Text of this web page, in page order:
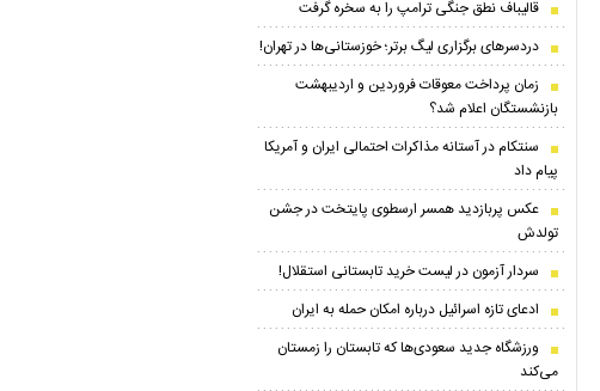
قالیباف نطق جنگی ترامپ را به سخره گرفت
دردسرهای برگزاری لیگ برتر؛ خوزستانی‌ها در تهران!
زمان پرداخت معوقات فروردین و اردیبهشت
بازنشستگان اعلام شد؟
سنتکام در آستانه مذاکرات احتمالی ایران و آمریکا
پیام داد
عکس پربازدید همسر ارسطوی پایتخت در جشن
تولدش
سردار آزمون در لیست خرید تابستانی استقلال!
ادعای تازه اسرائیل درباره امکان حمله به ایران
ورزشگاه جدید سعودی‌ها که تابستان را زمستان
می‌کند